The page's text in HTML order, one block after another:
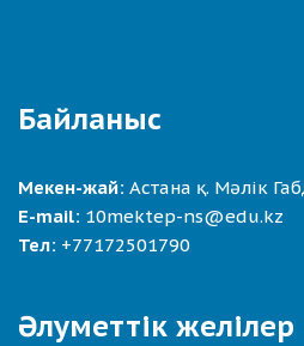
Байланыс
Мекен-жай: Астана қ. Мәлік
E-mail: 10mektep-ns@edu.kz
Тел: +77172501790
Әлуметтік желілер